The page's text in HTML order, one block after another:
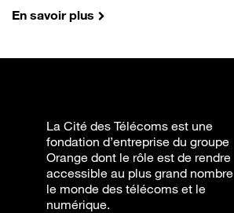
En savoir plus
La Cité des Télécoms est une
fondation d’entreprise du groupe
Orange dont le rôle est de rendre
accessible au plus grand nombre
le monde des télécoms et le
numérique.